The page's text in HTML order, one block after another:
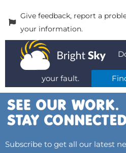
Give feedback, report a
your information.
your fault.
Subscribe to get all our latest